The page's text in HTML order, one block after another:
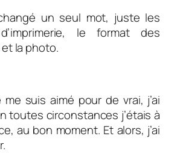
un seul mot, juste les
le format des
la photo.
suis aimé pour de vrai, j’ai
toutes circonstances j’étais à
au bon moment. Et alors, j’ai